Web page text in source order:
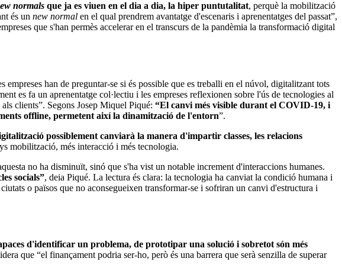
normals que ja es viuen en el dia a dia, la hiper puntutalitat, perquè la mobilització
és un new normal en el qual prendrem avantatge d'escenaris i aprenentatges del passat”,
que s'han permès accelerar en el transcurs de la pandèmia la transformació digital
han de preguntar-se si és possible que es treballi en el núvol, digitalitzant tots
es fa un aprenentatge col·lectiu i les empreses reflexionen sobre l'ús de tecnologies al
clients”. Segons Josep Miquel Piqué: “El canvi més visible durant el COVID-19, i
offline, permetent així la dinamització de l'entorn”.
possiblement canviarà la manera d'impartir classes, les relacions
mobilització, més interacció i més tecnologia.
no ha disminuït, sinó que s'ha vist un notable increment d'interaccions humanes.
socials”, deia Piqué. La lectura és clara: la tecnologia ha canviat la condició humana i
o països que no aconsegueixen transformar-se i sofriran un canvi d'estructura i
d'identificar un problema, de prototipar una solució i sobretot són més
que “el finançament podria ser-ho, però és una barrera que serà senzilla de superar